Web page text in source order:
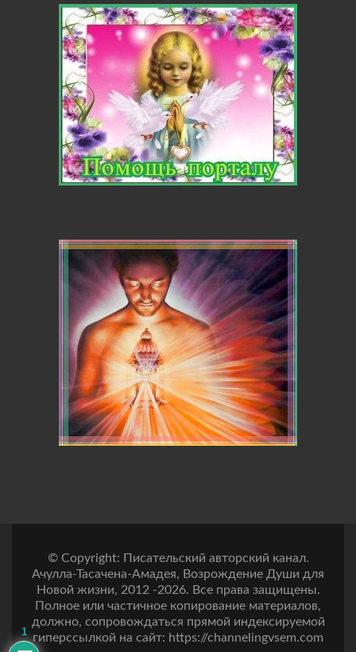
© Copyright: Писательский авторский канал.
Ачулла-Тасачена-Амадея, Возрождение Души для
Новой жизни, 2012 -2026. Все права защищены.
Полное или частичное копирование материалов,
должно, сопровождаться прямой индексируемой
гиперссылкой на сайт: https://channelingvsem.com
1